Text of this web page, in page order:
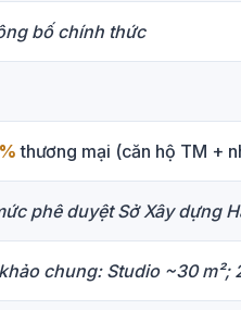
bố chính thức
thương mại (căn hộ TM +
phê duyệt Sở Xây dựng
chung: Studio ~30 m²;